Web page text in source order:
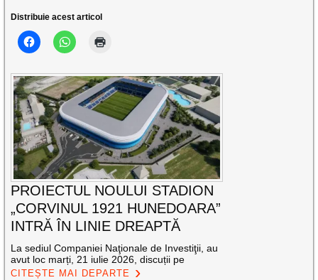
Distribuie acest articol
PROIECTUL NOULUI STADION
„CORVINUL 1921 HUNEDOARA”
INTRĂ ÎN LINIE DREAPTĂ
La sediul Companiei Naţionale de Investiţii, au
avut loc marți, 21 iulie 2026, discuții pe
CITEȘTE MAI DEPARTE